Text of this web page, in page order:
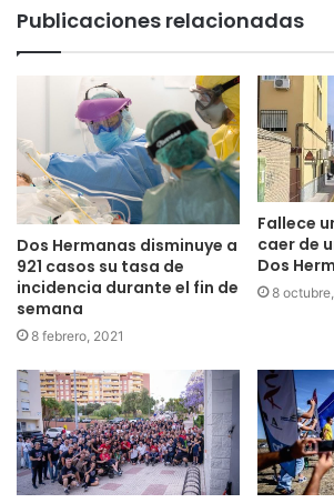
Publicaciones relacionadas
Dos Hermanas disminuye a
921 casos su tasa de
incidencia durante el fin de
semana
8 febrero, 2021
Fallece
caer de
Dos
8